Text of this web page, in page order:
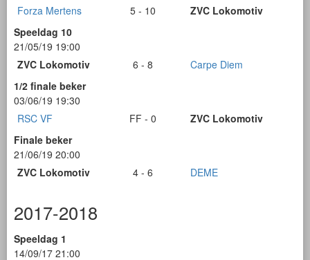
Forza Mertens
5 - 10
ZVC Lokomotiv
Speeldag 10
21/05/19 19:00
ZVC Lokomotiv
6 - 8
Carpe Diem
1/2 finale beker
03/06/19 19:30
RSC VF
FF - 0
ZVC Lokomotiv
Finale beker
21/06/19 20:00
ZVC Lokomotiv
4 - 6 DEME
2017-2018
Speeldag 1
14/09/17 21:00